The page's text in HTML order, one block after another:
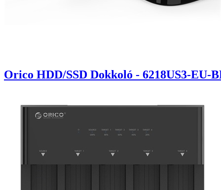
Orico HDD/SSD Dokkoló - 6218US3-EU-